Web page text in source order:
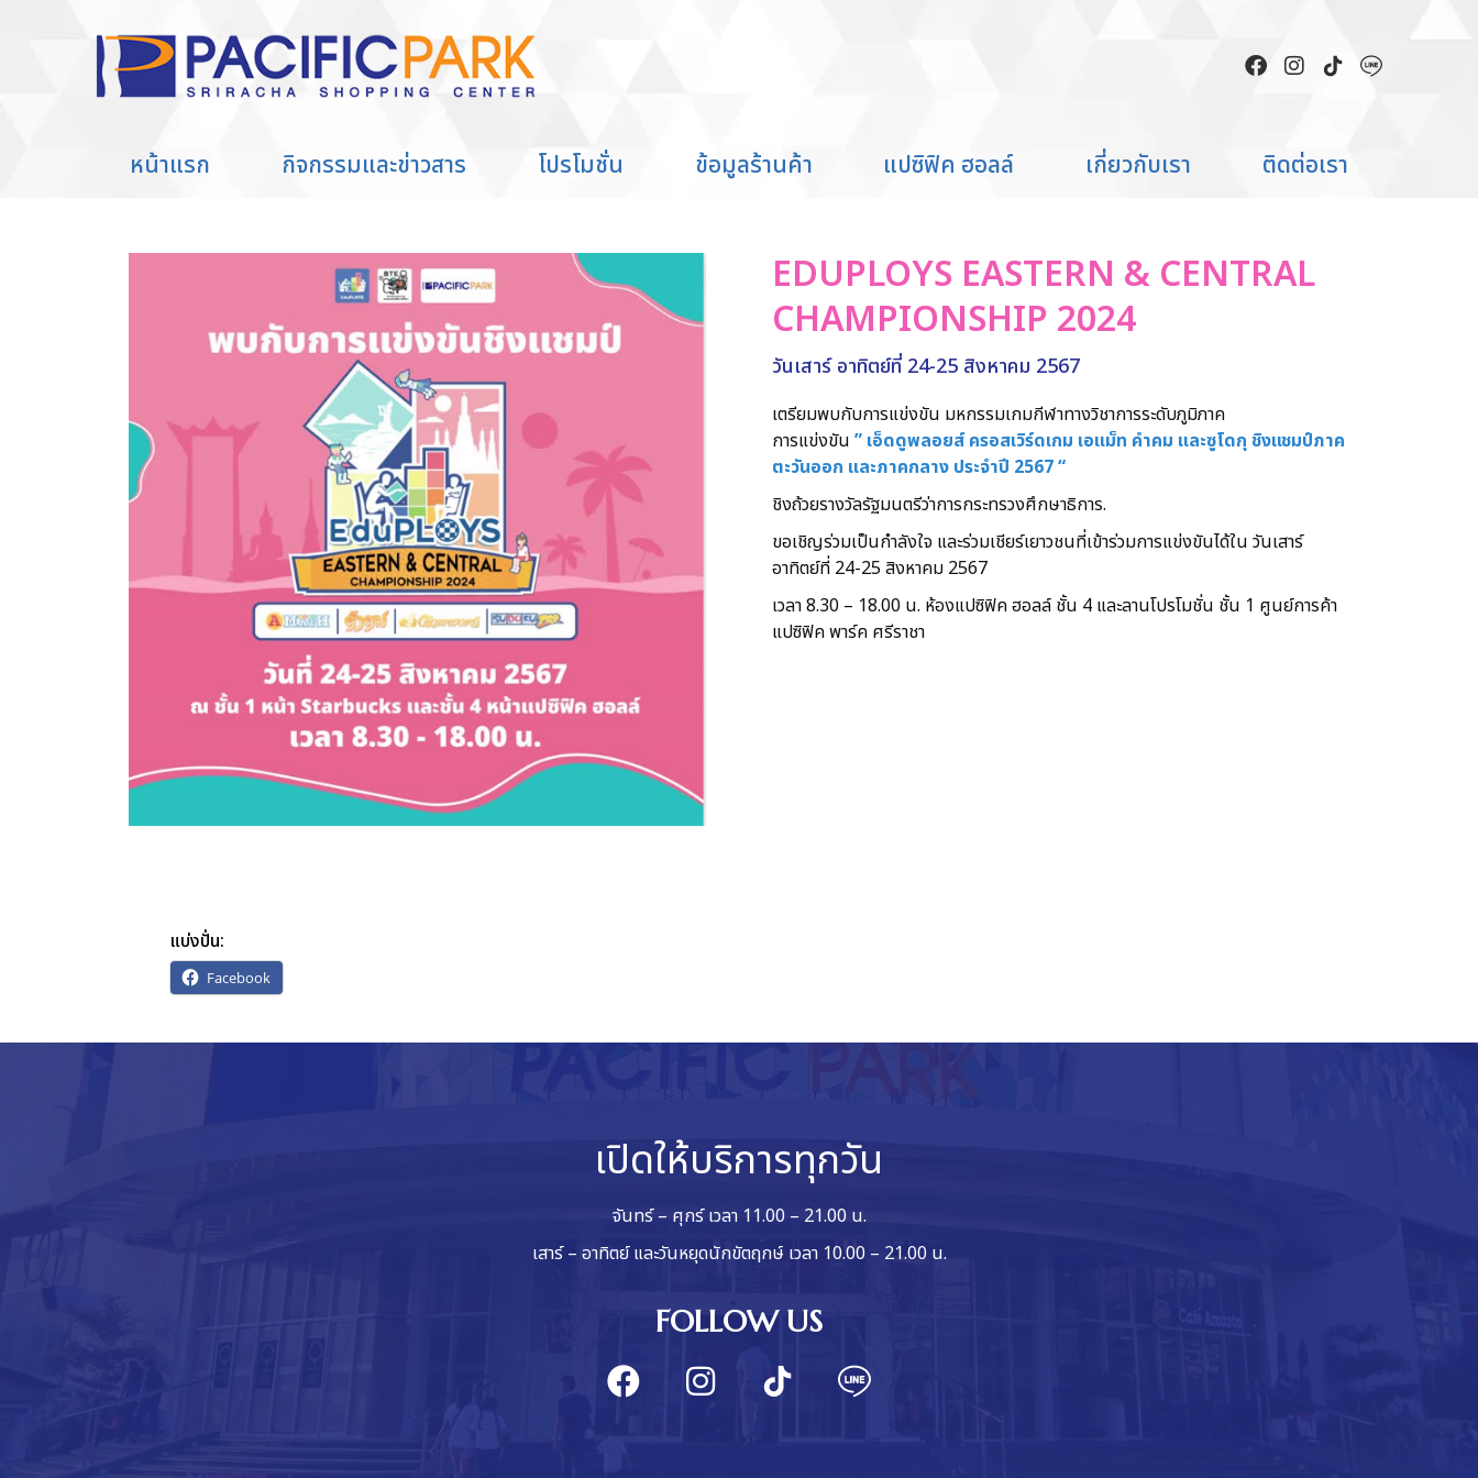
หน้าแรก กิจกรรมและข่าวสาร โปรโมชั่น ข้อมูลร้านค้า แปซิฟิค ฮอลล์ เกี่ยวกับเรา ติดต่อเรา
EDUPLOYS EASTERN & CENTRAL
CHAMPIONSHIP 2024
วันเสาร์ อาทิตย์ที่ 24-25 สิงหาคม 2567
เตรียมพบกับการแข่งขัน มหกรรมเกมกีฬาทางวิชาการระดับภูมิภาค
การแข่งขัน ” เอ็ดดูพลอยส์ ครอสเวิร์ดเกม เอแม็ท คำคม และซูโดกุ ชิงแชมป์ภาค
ตะวันออก และภาคกลาง ประจำปี 2567 “
ชิงถ้วยรางวัลรัฐมนตรีว่าการกระทรวงศึกษาธิการ.
ขอเชิญร่วมเป็นกำลังใจ และร่วมเชียร์เยาวชนที่เข้าร่วมการแข่งขันได้ใน วันเสาร์
อาทิตย์ที่ 24-25 สิงหาคม 2567
เวลา 8.30 – 18.00 น. ห้องแปซิฟิค ฮอลล์ ชั้น 4 และลานโปรโมชั่น ชั้น 1 ศูนย์การค้า
แปซิฟิค พาร์ค ศรีราชา
แบ่งปั่น:
Facebook
เปิดให้บริการทุกวัน
จันทร์ – ศุกร์ เวลา 11.00 – 21.00 น.
เสาร์ – อาทิตย์ และวันหยุดนักขัตฤกษ์ เวลา 10.00 – 21.00 น.
FOLLOW US